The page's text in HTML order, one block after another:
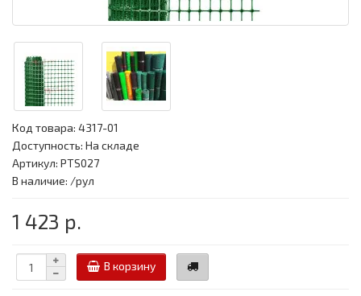
Код товара: 4317-01
Доступность: На складе
Артикул: PTS027
В наличие: /рул
1 423 р.
В корзину